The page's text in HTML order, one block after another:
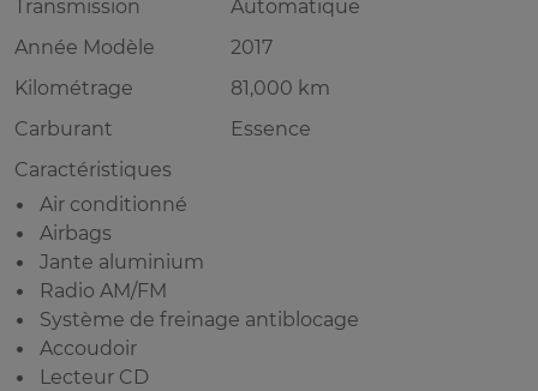
Transmission
Automatique
Année Modèle
2017
Kilométrage
81,000 km
Carburant
Essence
Caractéristiques
Air conditionné
Airbags
Jante aluminium
Radio AM/FM
Système de freinage antiblocage
Accoudoir
Lecteur CD